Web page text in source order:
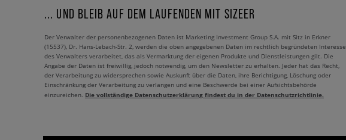
... UND BLEIB AUF DEM LAUFENDEN MIT SIZEER
Der Verwalter der personenbezogenen Daten ist Marketing Investment Group S.A. mit Sitz in Erkner
(15537), Dr. Hans-Lebach-Str. 2, werden die oben angegebenen Daten im rechtlich begründeten Interesse
des Verwalters verarbeitet, das als Vermarktung der eigenen Produkte und Dienstleistungen gilt. Die
Angabe der Daten ist freiwillig, jedoch notwendig, um den Newsletter zu erhalten. Jeder hat das Recht,
der Verarbeitung zu widersprechen sowie Auskunft über die Daten, ihre Berichtigung, Löschung oder
Einschränkung der Verarbeitung zu verlangen und eine Beschwerde bei einer Aufsichtsbehörde
einzureichen. Die vollständige Datenschutzerklärung findest du in der Datenschutzrichtlinie.